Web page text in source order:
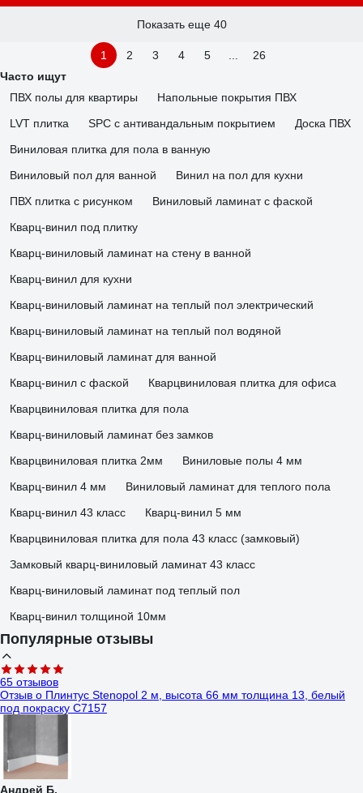
Показать еще 40
1 2 3 4 5
26
Часто ищут
ПВХ полы для квартиры
Напольные покрытия ПВХ
LVT плитка
SPC с антивандальным покрытием
Доска ПВХ
Виниловая плитка для пола в ванную
Виниловый пол для ванной
Винил на пол для кухни
ПВХ плитка с рисунком
Виниловый ламинат с фаской
Кварц-винил под плитку
Кварц-виниловый ламинат на стену в ванной
Кварц-винил для кухни
Кварц-виниловый ламинат на теплый пол электрический
Кварц-виниловый ламинат на теплый пол водяной
Кварц-виниловый ламинат для ванной
Кварц-винил с фаской
Кварцвиниловая плитка для офиса
Кварцвиниловая плитка для пола
Кварц-виниловый ламинат без замков
Кварцвиниловая плитка 2мм
Виниловые полы 4 мм
Кварц-винил 4 мм
Виниловый ламинат для теплого пола
Кварц-винил 43 класс
Кварц-винил 5 мм
Кварцвиниловая плитка для пола 43 класс (замковый)
Замковый кварц-виниловый ламинат 43 класс
Кварц-виниловый ламинат под теплый пол
Кварц-винил толщиной 10мм
Популярные отзывы
65 отзывов
Отзыв о Плинтус Stenopol 2 м, высота 66 мм толщина 13, белый
под покраску C7157
Андрей Б.